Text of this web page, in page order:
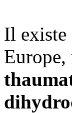
Il existe
Europe,